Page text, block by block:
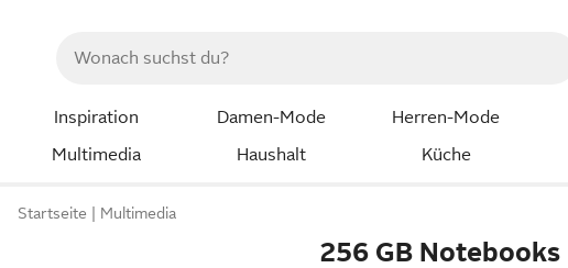
Inspiration Damen-Mode Herren-Mode
Multimedia
Haushalt Küche
Startseite Multimedia
256 GB Notebooks